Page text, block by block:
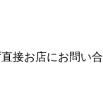
接お店にお問い合